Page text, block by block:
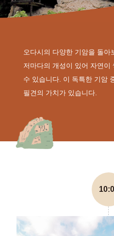
오다시의 다양한 기암을 돌아
저마다의 개성이 있어 자연이
수 있습니다. 이 독특한 기암
필견의 가치가 있습니다.